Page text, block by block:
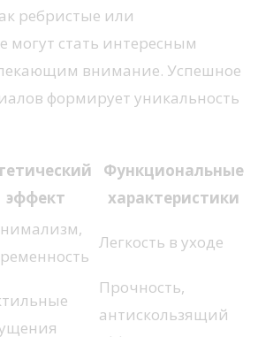
ребристые или
могут стать интересным
внимание. Успешное
формирует уникальность
эффект
Функциональные
характеристики
Легкость в уходе
Прочность,
антискользящий